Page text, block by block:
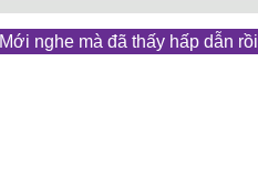
Mới nghe mà đã thấy hấp dẫn rồi